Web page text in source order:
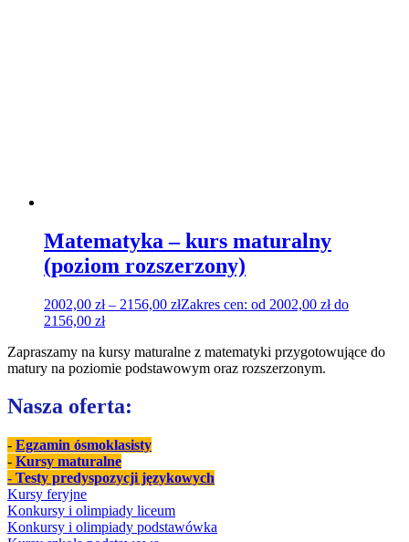
Matematyka – kurs maturalny
(poziom rozszerzony)
2002,00 zł – 2156,00 złZakres cen: od 2002,00 zł do
2156,00 zł
Zapraszamy na kursy maturalne z matematyki przygotowujące do
matury na poziomie podstawowym oraz rozszerzonym.
Nasza oferta:
- Egzamin ósmoklasisty
- Kursy maturalne
- Testy predyspozycji językowych
Kursy feryjne
Konkursy i olimpiady liceum
Konkursy i olimpiady podstawówka